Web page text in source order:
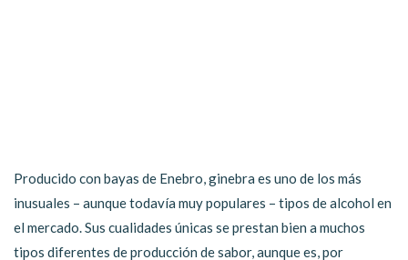
Producido con bayas de Enebro, ginebra es uno de los más
inusuales – aunque todavía muy populares – tipos de alcohol en
el mercado. Sus cualidades únicas se prestan bien a muchos
tipos diferentes de producción de sabor, aunque es, por